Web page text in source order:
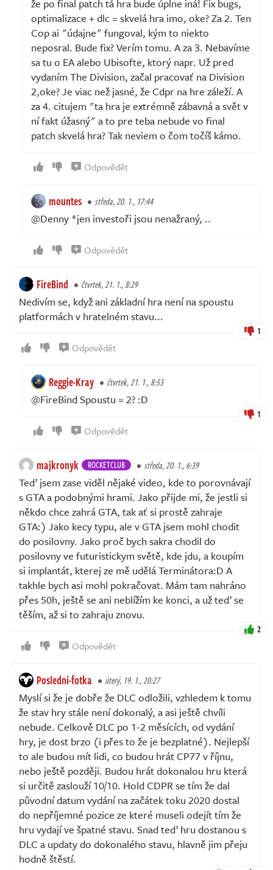
že po final patch tá hra bude úplne iná! Fix bugs,
optimalizace + dlc = skvelá hra imo, oke? Za 2. Ten
Cop ai "údajne" fungoval, kým to niekto
neposral. Bude fix? Verím tomu. A za 3. Nebavíme
sa tu o EA alebo Ubisofte, ktorý napr. Už pred
vydaním The Division, začal pracovať na Division
2,oke? Je viac než jasné, že Cdpr na hre záleží. A
za 4. citujem "ta hra je extrémně zábavná a svět v
ní fakt úžasný" a to pre teba nebude vo final
patch skvelá hra? Tak neviem o čom točíš kámo.
Odpovědět
mountes středa, 20. 1., 17:44
@Denny *jen investoři jsou nenažraný, ..
Odpovědět
FireBind čtvrtek, 21. 1., 8:29
Nedivím se, když ani základní hra není na spoustu
platformách v hratelném stavu...
1
Odpovědět
Reggie-Kray čtvrtek, 21. 1., 8:53
@FireBind Spoustu = 2? :D
1
Odpovědět
majkronyk ROCKETCLUB středa, 20. 1., 6:39
Teď jsem zase viděl nějaké video, kde to porovnávají
s GTA a podobnými hrami. Jako přijde mi, že jestli si
někdo chce zahrá GTA, tak ať si prostě zahraje
GTA:) Jako kecy typu, ale v GTA jsem mohl chodit
do posilovny. Jako proč bych sakra chodil do
posilovny ve futuristickym světě, kde jdu, a koupím
si implantát, kterej ze mě udělá Terminátora:D A
takhle bych asi mohl pokračovat. Mám tam nahráno
přes 50h, ještě se ani neblížím ke konci, a už teď se
těším, až si to zahraju znovu.
2
Odpovědět
Posledni-fotka úterý, 19. 1., 20:27
Myslí si že je dobře že DLC odložili, vzhledem k tomu
že stav hry stále není dokonalý, a asi ještě chvíli
nebude. Celkově DLC po 1-2 měsících, od vydání
hry, je dost brzo (i přes to že je bezplatné). Nejlepší
to ale budou mít lidi, co budou hrát CP77 v říjnu,
nebo ještě později. Budou hrát dokonalou hru která
si určitě zaslouží 10/10. Hold CDPR se tím že dal
původní datum vydání na začátek toku 2020 dostal
do nepříjemné pozice ze které museli odejít tím že
hru vydají ve špatné stavu. Snad teď hru dostanou s
DLC a updaty do dokonalého stavu, hlavně jim přeju
hodně štěstí.